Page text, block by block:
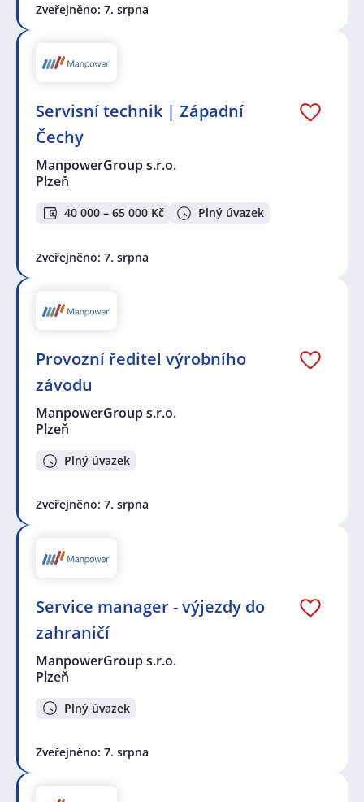
Zveřejněno: 7. srpna
Servisní technik | Západní
Čechy
ManpowerGroup s.r.o.
Plzeň
40 000 – 65 000 Kč Plný úvazek
Zveřejněno: 7. srpna
Provozní ředitel výrobního
závodu
ManpowerGroup s.r.o.
Plzeň
Plný úvazek
Zveřejněno: 7. srpna
Service manager - výjezdy do
zahraničí
ManpowerGroup s.r.o.
Plzeň
Plný úvazek
Zveřejněno: 7. srpna